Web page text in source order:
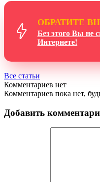
ОБРАТИТЕ
Без этого Вы не
Интернете!
Все статьи
Комментариев нет
Комментариев пока нет,
Добавить